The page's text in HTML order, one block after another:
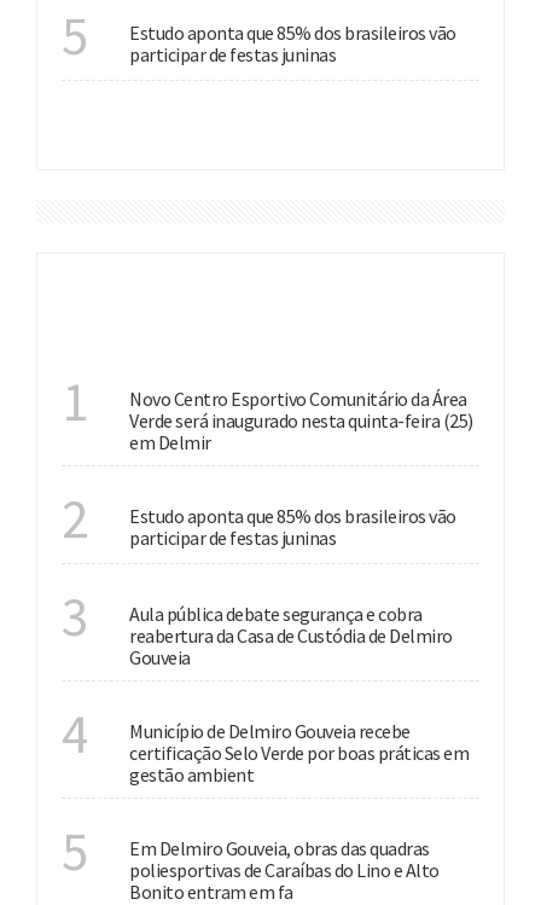
5
Estudo aponta que 85% dos brasileiros vão
participar de festas juninas
1
Novo Centro Esportivo Comunitário da Área
Verde será inaugurado nesta quinta-feira (25)
em Delmir
2
Estudo aponta que 85% dos brasileiros vão
participar de festas juninas
3
Aula pública debate segurança e cobra
reabertura da Casa de Custódia de Delmiro
Gouveia
4
Município de Delmiro Gouveia recebe
certificação Selo Verde por boas práticas em
gestão ambient
5
Em Delmiro Gouveia, obras das quadras
poliesportivas de Caraíbas do Lino e Alto
Bonito entram em fa